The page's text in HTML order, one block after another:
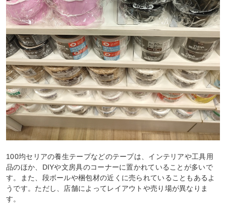
100均セリアの養生テープなどのテープは、インテリアや工具用
品のほか、DIYや文房具のコーナーに置かれていることが多いで
す。また、段ボールや梱包材の近くに売られていることもあるよ
うです。ただし、店舗によってレイアウトや売り場が異なりま
す。